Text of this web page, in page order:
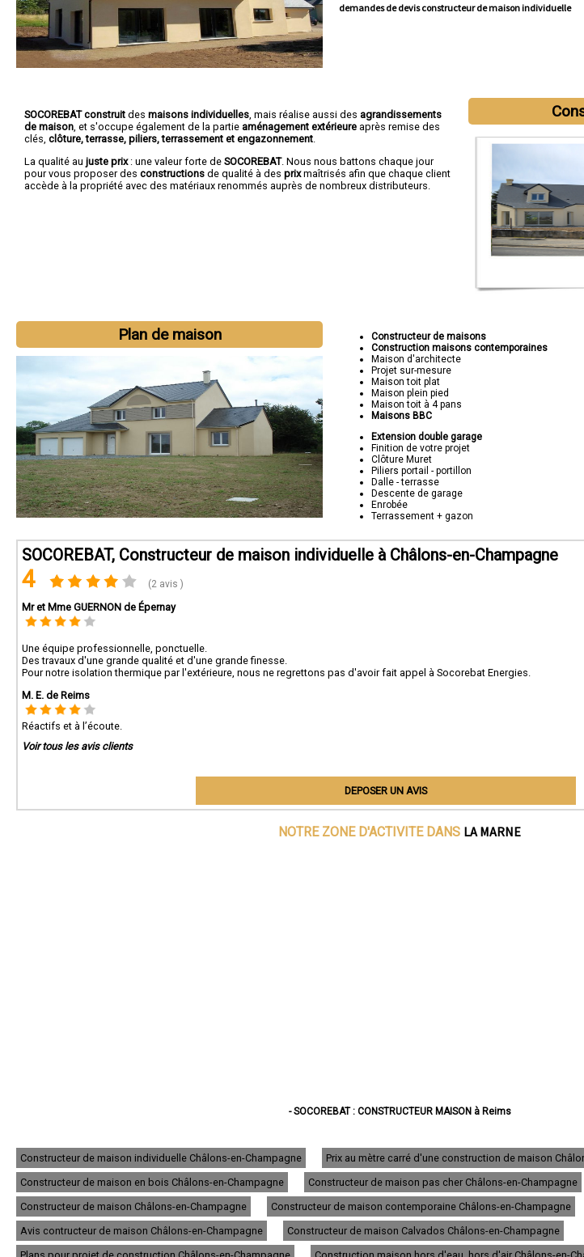
demandes de devis constructeur de maison individuelle
Nous intervenons aussi dans les villes suivantes :
Vitry-le-François,Tinqueux Cormontreuil,
SOCOREBAT construit des maisons individuelles , mais réalise aussi des agrandissements
de maison , et s'occupe également de la partie aménagement extérieure après remise des
clés, clôture, terrasse, piliers, terrassement et engazonnement
La qualité au juste prix: une valeur forte de SOCOREBAT. Nous nous battons chaque jour
pour vous proposer des constructions de qualité à des prixmaîtrisés afin que chaque client
accède à la propriété avec des matériaux renommés auprès de nombreux distributeurs.
Plan de maison
Constructeur de maisons
Construction maisons contemporaines
Maison d'architecte
Projet sur-mesure
Maison toit plat
Maison plein pied
Maison toit à 4 pans
Maisons BBC
Extension double garage
Finition de votre projet
Clôture Muret
Piliers portail - portillon
Dalle - terrasse
Descente de garage
Enrobée
Terrassement + gazon
SOCOREBAT, Constructeur de maison individuelle à Châlons-en-Champagne
4 (2 avis )
Mr et Mme GUERNON de Épernay
Une équipe professionnelle, ponctuelle.
Des travaux d'une grande qualité et d'une grande finesse.
Pour notre isolation thermique par l'extérieure, nous ne regrettons pas d'avoir fait appel à Socorebat Energies.
M. E. de Reims
Réactifs et à l’écoute.
Voir tous les avis clients
DEPOSER UN AVIS
NOTRE ZONE D'ACTIVITE DANS LA MARNE
- SOCOREBAT : CONSTRUCTEUR MAISON à Reims
- SOCOREBAT : CONSTRUCTEUR MAISON à Vitry-le-François
- SOCOREBAT : CONSTRUCTEUR MAISON à Tinqueux
- SOCOREBAT : CONSTRUCTEUR MAISON à Bétheny
- SOCOREBAT : CONSTRUCTEUR MAISON à Cormontreuil
- SOCOREBAT : CONSTRUCTEUR MAISON à Fismes
- SOCOREBAT : CONSTRUCTEUR MAISON à Saint-Memmie
- SOCOREBAT : CONSTRUCTEUR MAISON à Sézanne
Constructeur de maison individuelle Châlons-en-Champagne
Prix au mètre carré d'une construction de maison
Constructeur de maison en bois Châlons-en-Champagne
Constructeur de maison pas cher Châlons-en-Champagne
Constructeur de maison Châlons-en-Champagne
Constructeur de maison contemporaine Châlons-en-Champagne
Avis contructeur de maison Châlons-en-Champagne
Constructeur de maison Calvados Châlons-en-Champagne